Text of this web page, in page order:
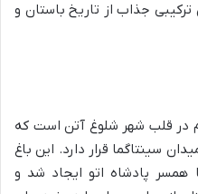
جذاب از تاریخ باستان و
در قلب شهر شلوغ آتن است که
سینتاگما قرار دارد. این باغ
همسر پادشاه اتو ایجاد شد و